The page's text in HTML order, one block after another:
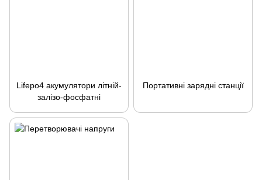
Lifepo4 акумулятори літній-
залізо-фосфатні
Портативні зарядні станції